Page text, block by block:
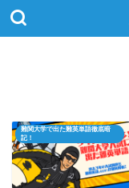
難関大学で出た難英単語徹底暗
記！